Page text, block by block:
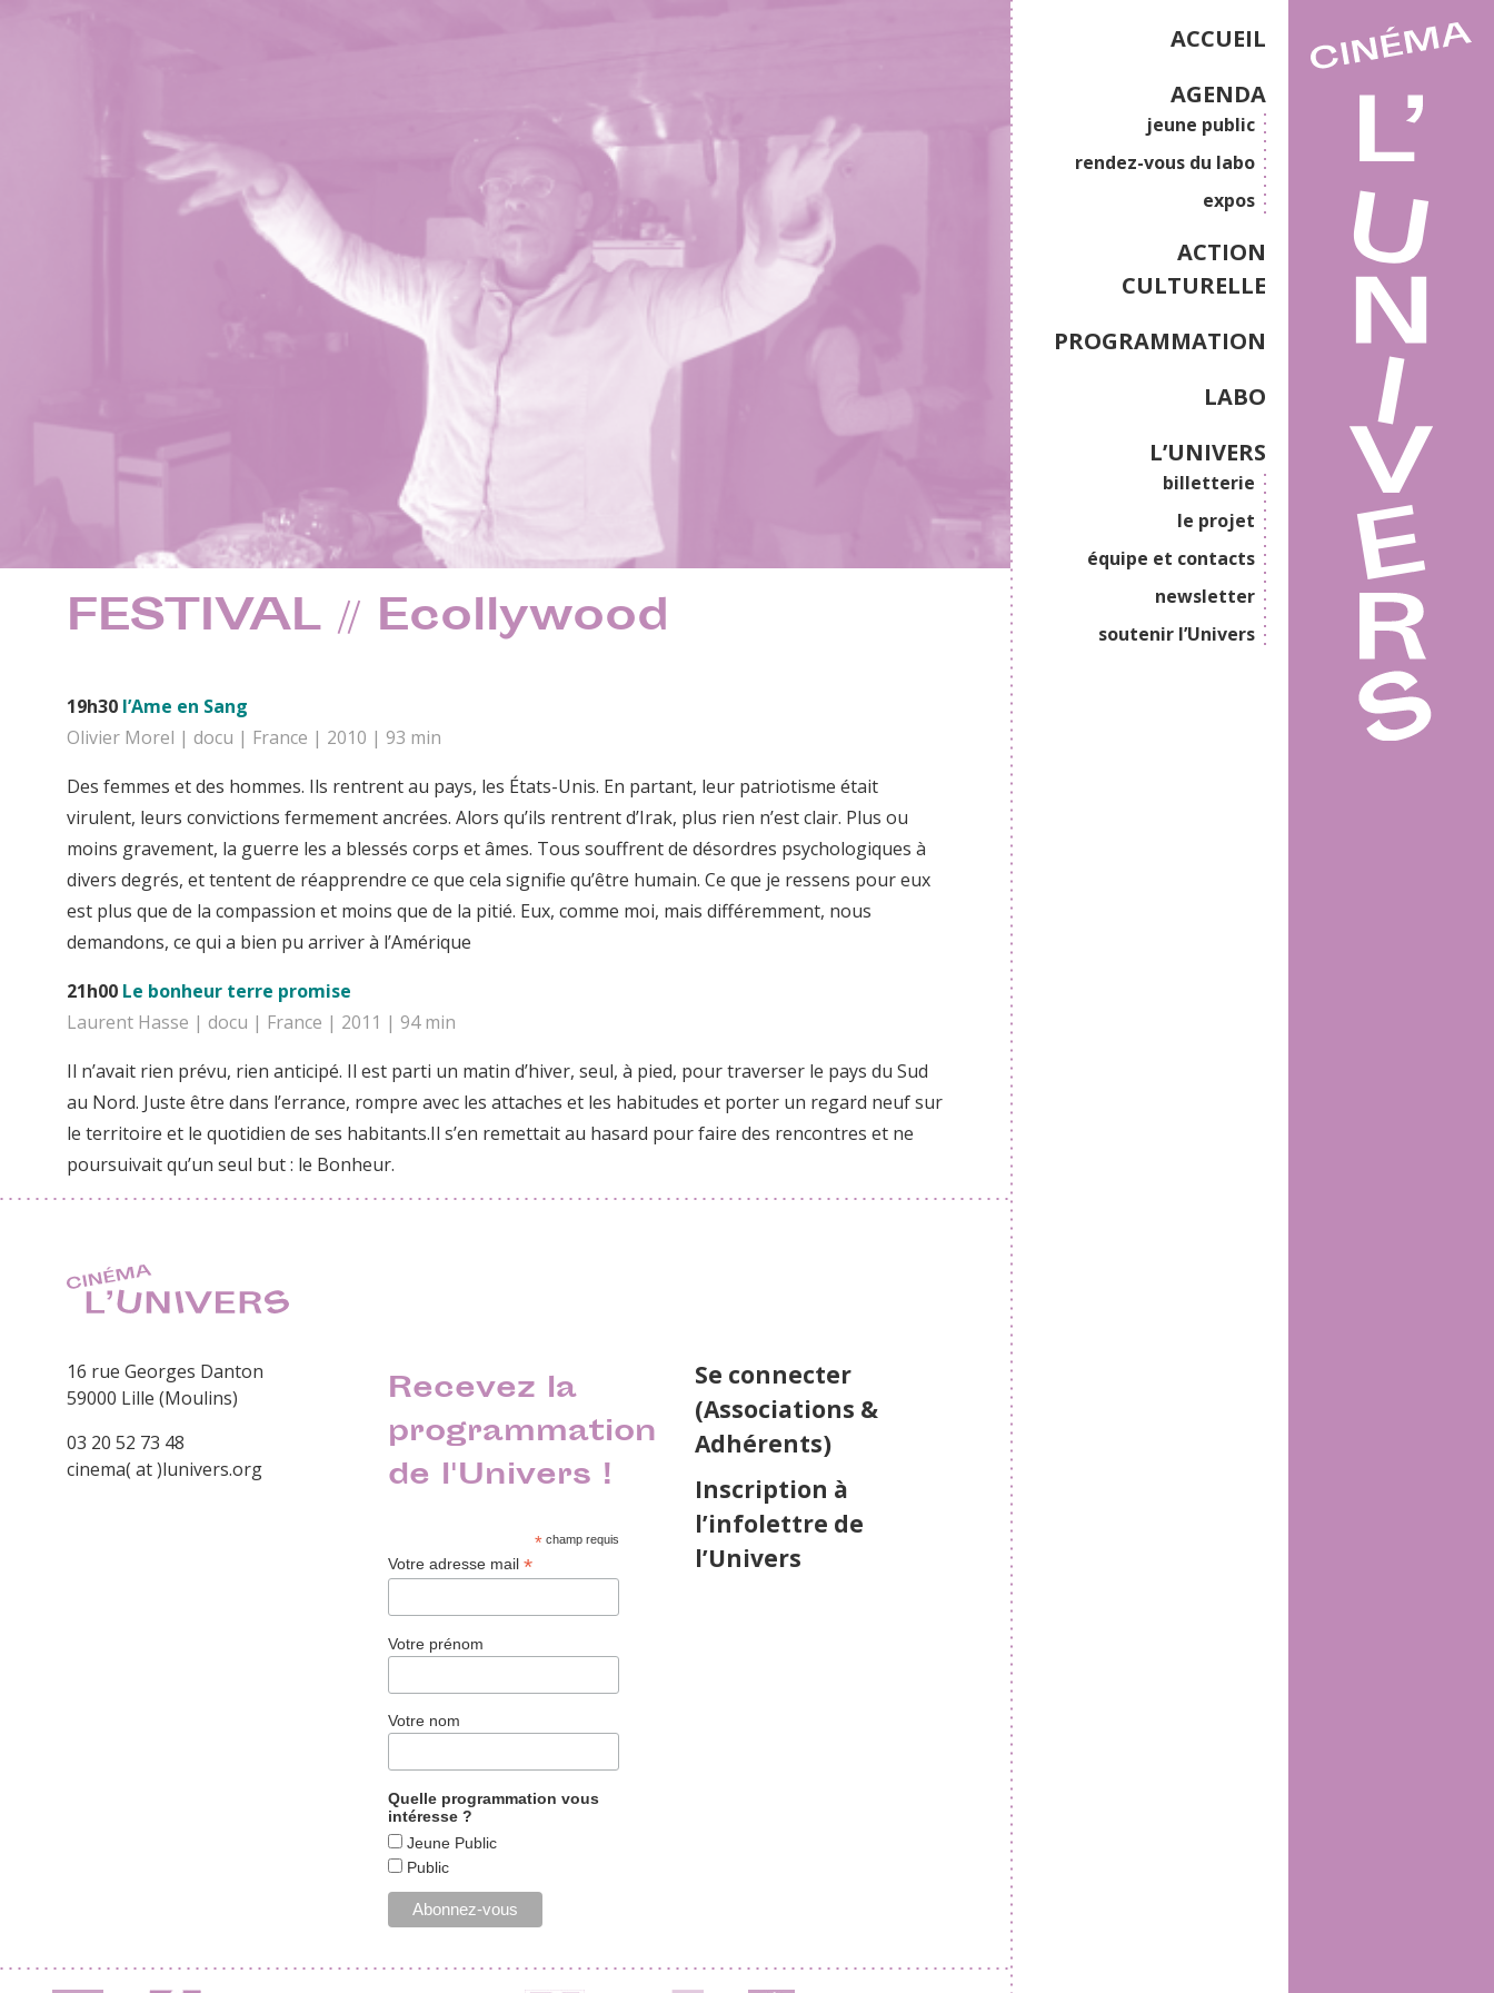
ACCUEIL
AGENDA
jeune public
rendez-vous du labo
expos
ACTION
CULTURELLE
PROGRAMMATION
LABO
L’UNIVERS
billetterie
le projet
équipe et contacts
newsletter
soutenir l’Univers
FESTIVAL // Ecollywood
19h30 l’Ame en Sang
Olivier Morel | docu | France | 2010 | 93 min
Des femmes et des hommes. Ils rentrent au pays, les États-Unis. En partant, leur patriotisme était
virulent, leurs convictions fermement ancrées. Alors qu’ils rentrent d’Irak, plus rien n’est clair. Plus ou
moins gravement, la guerre les a blessés corps et âmes. Tous souffrent de désordres psychologiques à
divers degrés, et tentent de réapprendre ce que cela signifie qu’être humain. Ce que je ressens pour eux
est plus que de la compassion et moins que de la pitié. Eux, comme moi, mais différemment, nous
demandons, ce qui a bien pu arriver à l’Amérique
21h00 Le bonheur terre promise
Laurent Hasse | docu | France | 2011 | 94 min
Il n’avait rien prévu, rien anticipé. Il est parti un matin d’hiver, seul, à pied, pour traverser le pays du Sud
au Nord. Juste être dans l’errance, rompre avec les attaches et les habitudes et porter un regard neuf sur
le territoire et le quotidien de ses habitants.Il s’en remettait au hasard pour faire des rencontres et ne
poursuivait qu’un seul but : le Bonheur.
16 rue Georges Danton
59000 Lille (Moulins)
03 20 52 73 48
cinema( at )lunivers.org
Recevez la
programmation
de l'Univers !
*champ requis
Votre adresse mail*
Votre prénom
Votre nom
Quelle programmation vous
intéresse ?
Jeune Public
Public
Se connecter
(Associations &
Adhérents)
Inscription à
l’infolettre de
l’Univers